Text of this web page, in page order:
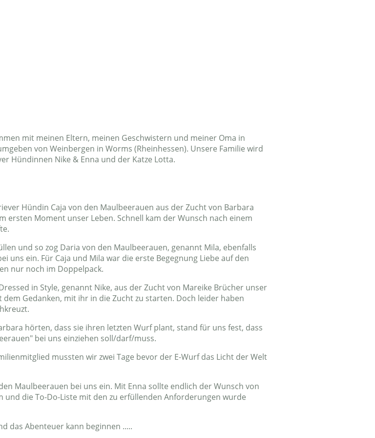
mit meinen Eltern, meinen Geschwistern und meiner Oma in
von Weinbergen in Worms (Rheinhessen). Unsere Familie wird
Hündinnen Nike & Enna und der Katze Lotta.
Hündin Caja von den Maulbeerauen aus der Zucht von Barbara
ersten Moment unser Leben. Schnell kam der Wunsch nach einem
und so zog Daria von den Maulbeerauen, genannt Mila, ebenfalls
uns ein. Für Caja und Mila war die erste Begegnung Liebe auf den
nur noch im Doppelpack.
in Style, genannt Nike, aus der Zucht von Mareike Brücher unser
Gedanken, mit ihr in die Zucht zu starten. Doch leider haben
hörten, dass sie ihren letzten Wurf plant, stand für uns fest, dass
bei uns einziehen soll/darf/muss.
mussten wir zwei Tage bevor der E-Wurf das Licht der Welt
Maulbeerauen bei uns ein. Mit Enna sollte endlich der Wunsch von
und die To-Do-Liste mit den zu erfüllenden Anforderungen wurde
das Abenteuer kann beginnen .....